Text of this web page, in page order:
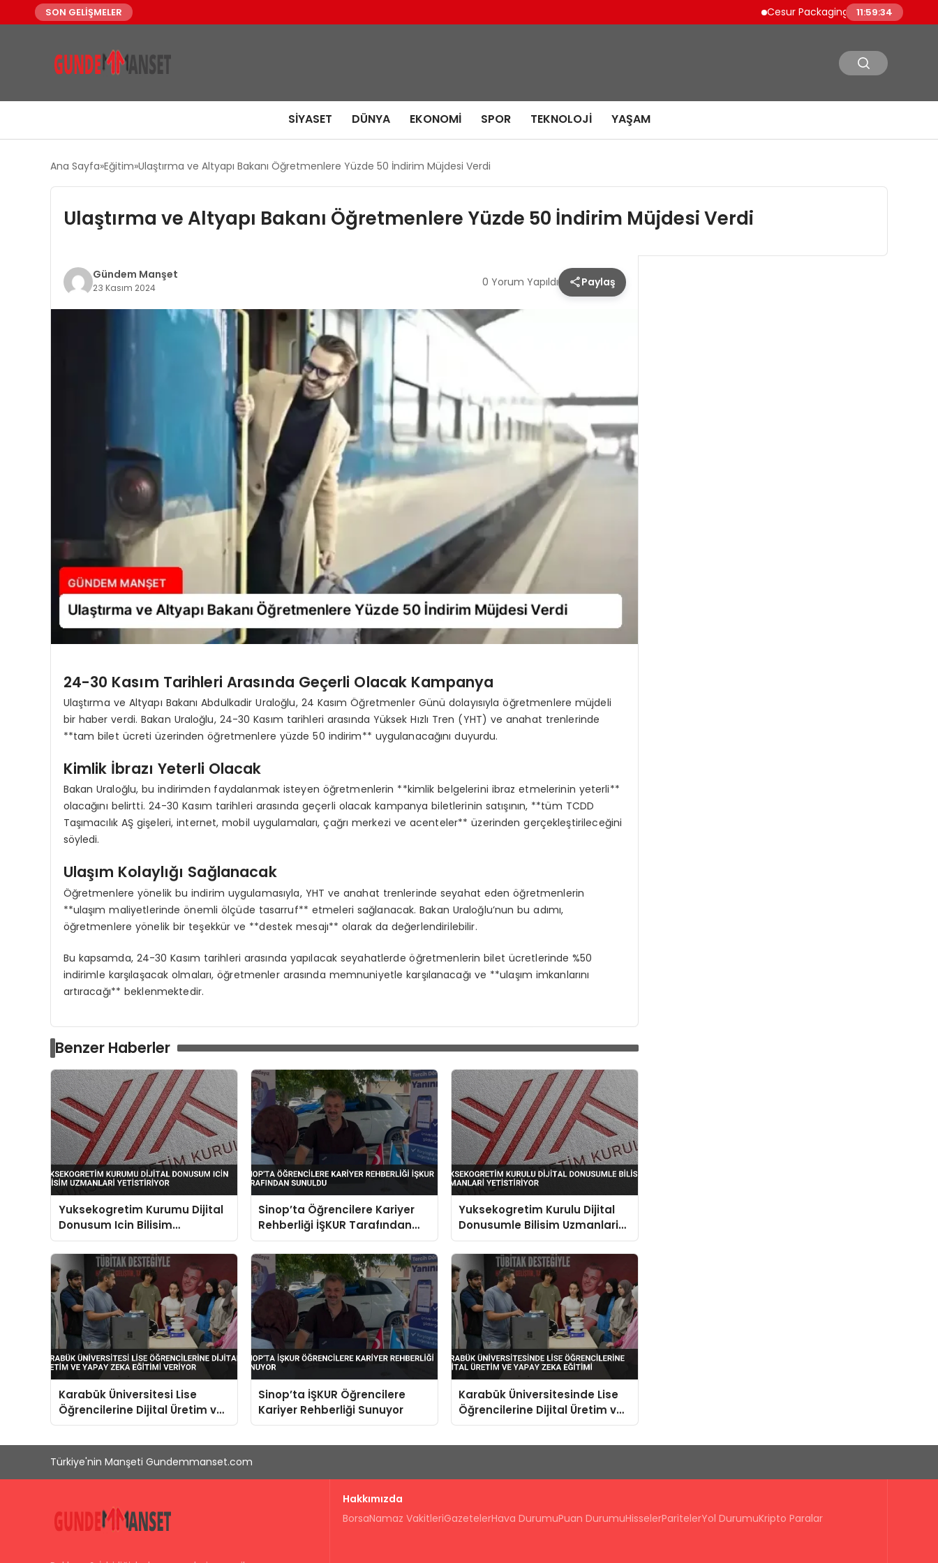
SON GELİŞMELER Cesur Packaging, Mısır’daki Üretim
11:59:35
SIYASET DÜNYA EKONOMI SPOR TEKNOLOJI YAŞAM
Ana Sayfa Eğitim Ulaştırma ve Altyapı Bakanı Öğretmenlere Yüzde 50 İndirim Müjdesi Verdi
Ulaştırma ve Altyapı Bakanı Öğretmenlere Yüzde 50 İndirim Müjdesi Verdi
Gündem Manşet
23 Kasım 2024 0 Yorum Yapıldı Paylaş
24-30 Kasım Tarihleri Arasında Geçerli Olacak Kampanya
Ulaştırma ve Altyapı Bakanı Abdulkadir Uraloğlu, 24 Kasım Öğretmenler Günü dolayısıyla öğretmenlere müjdeli
bir haber verdi. Bakan Uraloğlu, 24-30 Kasım tarihleri arasında Yüksek Hızlı Tren (YHT) ve anahat trenlerinde
**tam bilet ücreti üzerinden öğretmenlere yüzde 50 indirim** uygulanacağını duyurdu.
Kimlik İbrazı Yeterli Olacak
Bakan Uraloğlu, bu indirimden faydalanmak isteyen öğretmenlerin **kimlik belgelerini ibraz etmelerinin yeterli**
olacağını belirtti. 24-30 Kasım tarihleri arasında geçerli olacak kampanya biletlerinin satışının, **tüm TCDD
Taşımacılık AŞ gişeleri, internet, mobil uygulamaları, çağrı merkezi ve acenteler** üzerinden gerçekleştirileceğini
söyledi.
Ulaşım Kolaylığı Sağlanacak
Öğretmenlere yönelik bu indirim uygulamasıyla, YHT ve anahat trenlerinde seyahat eden öğretmenlerin
**ulaşım maliyetlerinde önemli ölçüde tasarruf** etmeleri sağlanacak. Bakan Uraloğlu’nun bu adımı,
öğretmenlere yönelik bir teşekkür ve **destek mesajı** olarak da değerlendirilebilir.
Bu kapsamda, 24-30 Kasım tarihleri arasında yapılacak seyahatlerde öğretmenlerin bilet ücretlerinde %50
indirimle karşılaşacak olmaları, öğretmenler arasında memnuniyetle karşılanacağı ve **ulaşım imkanlarını
artıracağı** beklenmektedir.
Benzer Haberler
Yuksekogretim Kurumu Dijital
Donusum Icin Bilisim
Uzmanlari Yetistiriyor
Sinop’ta Öğrencilere Kariyer
Rehberliği İŞKUR Tarafından
Sunuldu
Yuksekogretim Kurulu Dijital
Donusumle Bilisim Uzmanlari
Yetistiriyor
Karabük Üniversitesi Lise
Öğrencilerine Dijital Üretim ve
Yapay Zeka Eğitimi Veriyor
Sinop’ta İŞKUR Öğrencilere
Kariyer Rehberliği Sunuyor
Karabük Üniversitesinde Lise
Öğrencilerine Dijital Üretim ve
Yapay Zeka Eğitimi
Türkiye'nin Manşeti Gundemmanset.com
Hakkımızda
BorsaNamaz VakitleriGazetelerHava DurumuPuan DurumuHisselerParitelerYol DurumuKripto Paralar